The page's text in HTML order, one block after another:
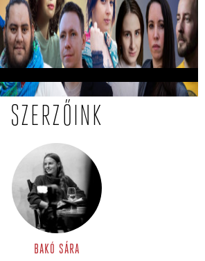
ösztöndíj 10 döntősét!
kerül ki a két győztes.
SZERZŐINK
BAKÓ SÁRA